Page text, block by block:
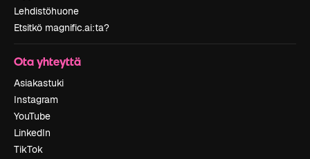
Lehdistöhuone
Etsitkö magnific.ai:ta?
Ota yhteyttä
Asiakastuki
Instagram
YouTube
LinkedIn
TikTok